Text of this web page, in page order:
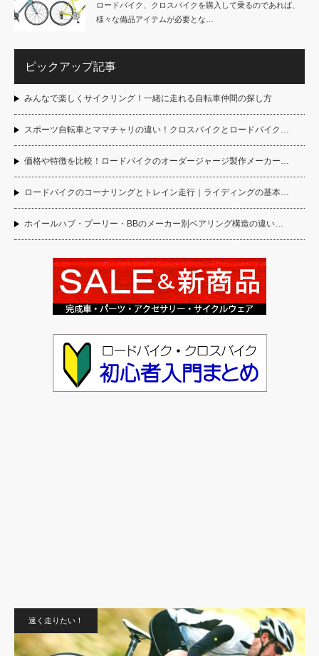
ロードバイク、クロスバイクを購入して乗るのであれば、
様々な備品アイテムが必要とな…
ピックアップ記事
みんなで楽しくサイクリング！一緒に走れる自転車仲間の探し方
スポーツ自転車とママチャリの違い！クロスバイクとロードバイク…
価格や特徴を比較！ロードバイクのオーダージャージ製作メーカー…
ロードバイクのコーナリングとトレイン走行｜ライディングの基本…
ホイールハブ・プーリー・BBのメーカー別ベアリング構造の違い…
速く走りたい！